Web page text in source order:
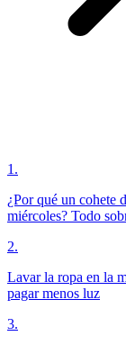
1.
¿Por qué un cohete
miércoles? Todo
2.
Lavar la ropa en la
pagar menos luz
3.